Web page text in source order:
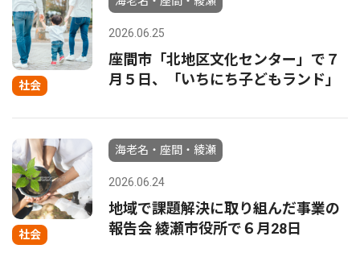
社会
2026.06.25
座間市「北地区文化センター」で７
月５日、「いちにち子どもランド」
社会
海老名・座間・綾瀬
2026.06.24
地域で課題解決に取り組んだ事業の
報告会 綾瀬市役所で６月28日